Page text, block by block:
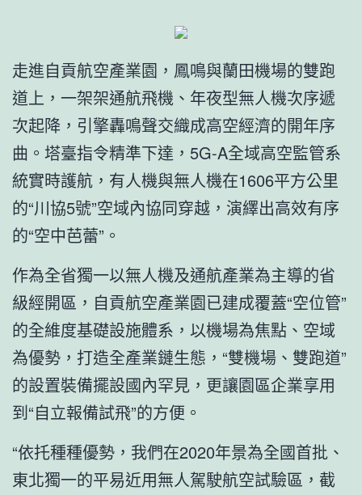
走進自貢航空產業園，鳳鳴與蘭田機場的雙跑
道上，一架架通航飛機、年夜型無人機次序遞
次起降，引擎轟鳴聲交織成高空經濟的開年序
曲。塔臺指令精準下達，5G-A全域高空監管系
統實時護航，有人機與無人機在1606平方公里
的“川協5號”空域內協同穿越，演繹出高效有序
的“空中芭蕾”。
作為全省獨一以無人機及通航產業為主導的省
級經開區，自貢航空產業園已建成覆蓋“空位管”
的全維度基礎設施體系，以機場為焦點、空域
為優勢，打造全產業鏈生態，“雙機場、雙跑道”
的設置裝備擺設國內罕見，更讓園區企業享用
到“自立報備試飛”的方便。
“依托種種優勢，我們在2020年景為全國首批、
東北獨一的平易近用無人駕駛航空試驗區，截